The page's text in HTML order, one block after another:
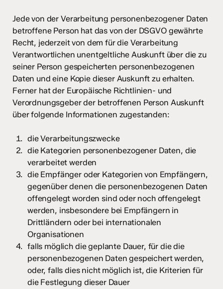
Jede von der Verarbeitung personenbezogener Daten
betroffene Person hat das von der DSGVO gewährte
Recht, jederzeit von dem für die Verarbeitung
Verantwortlichen unentgeltliche Auskunft über die zu
seiner Person gespeicherten personenbezogenen
Daten und eine Kopie dieser Auskunft zu erhalten.
Ferner hat der Europäische Richtlinien- und
Verordnungsgeber der betroffenen Person Auskunft
über folgende Informationen zugestanden:
die Verarbeitungszwecke
die Kategorien personenbezogener Daten, die
verarbeitet werden
die Empfänger oder Kategorien von Empfängern,
gegenüber denen die personenbezogenen Daten
offengelegt worden sind oder noch offengelegt
werden, insbesondere bei Empfängern in
Drittländern oder bei internationalen
Organisationen
falls möglich die geplante Dauer, für die die
personenbezogenen Daten gespeichert werden,
oder, falls dies nicht möglich ist, die Kriterien für
die Festlegung dieser Dauer